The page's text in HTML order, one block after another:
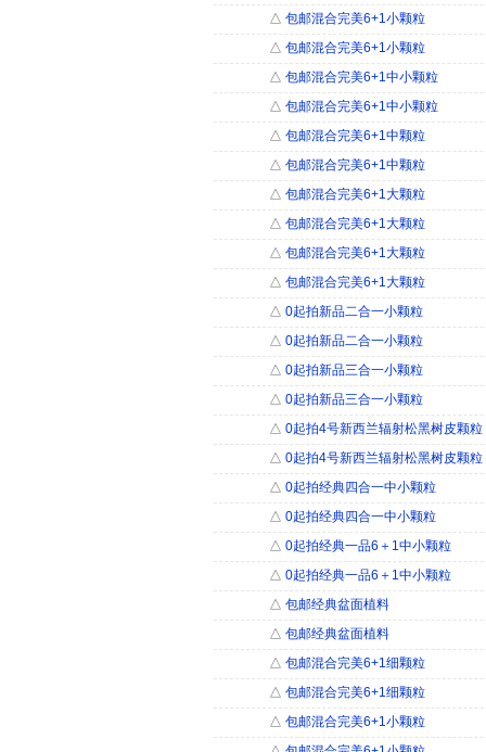
△ 包邮混合完美6+1小颗粒
△ 包邮混合完美6+1小颗粒
△ 包邮混合完美6+1中小颗粒
△ 包邮混合完美6+1中小颗粒
△ 包邮混合完美6+1中颗粒
△ 包邮混合完美6+1中颗粒
△ 包邮混合完美6+1大颗粒
△ 包邮混合完美6+1大颗粒
△ 包邮混合完美6+1大颗粒
△ 包邮混合完美6+1大颗粒
△ 0起拍新品二合一小颗粒
△ 0起拍新品二合一小颗粒
△ 0起拍新品三合一小颗粒
△ 0起拍新品三合一小颗粒
△ 0起拍4号新西兰辐射松黑树皮颗
△ 0起拍4号新西兰辐射松黑树皮颗
△ 0起拍经典四合一中小颗粒
△ 0起拍经典四合一中小颗粒
△ 0起拍经典一品6＋1中小颗粒
△ 0起拍经典一品6＋1中小颗粒
△ 包邮经典盆面植料
△ 包邮经典盆面植料
△ 包邮混合完美6+1细颗粒
△ 包邮混合完美6+1细颗粒
△ 包邮混合完美6+1小颗粒